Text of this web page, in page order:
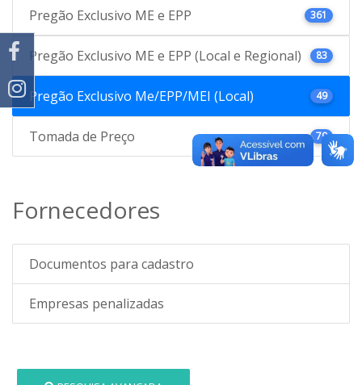
Pregão Exclusivo ME e EPP 361
Pregão Exclusivo ME e EPP (Local e Regional) 83
Pregão Exclusivo Me/EPP/MEI (Local) 49
Tomada de Preço 79
Fornecedores
Documentos para cadastro
Empresas penalizadas